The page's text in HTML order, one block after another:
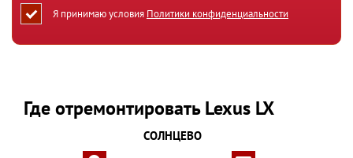
Я принимаю условия Политики конфиденциальности
Где отремонтировать Lexus LX
СОЛНЦЕВО